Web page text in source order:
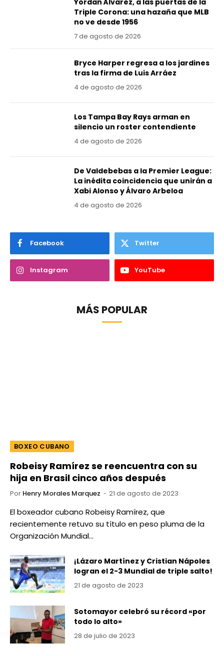
Yordan Álvarez, a las puertas de la
Triple Corona: una hazaña que MLB
no ve desde 1956
7 de agosto de 2026
Bryce Harper regresa a los jardines
tras la firma de Luis Arráez
4 de agosto de 2026
Los Tampa Bay Rays arman en
silencio un roster contendiente
4 de agosto de 2026
De Valdebebas a la Premier League:
La inédita coincidencia que unirán a
Xabi Alonso y Álvaro Arbeloa
4 de agosto de 2026
Facebook Twitter
Instagram YouTube
MÁS POPULAR
BOXEO CUBANO
Robeisy Ramírez se reencuentra con su
hija en Brasil cinco años después
Por Henry Morales Marquez 21 de agosto de 2023
El boxeador cubano Robeisy Ramírez, que
recientemente retuvo su título en peso pluma de la
Organización Mundial…
¡Lázaro Martínez y Cristian Nápoles
logran el 2-3 Mundial de triple salto!
21 de agosto de 2023
Sotomayor celebró su récord «por
todo lo alto»
28 de julio de 2023